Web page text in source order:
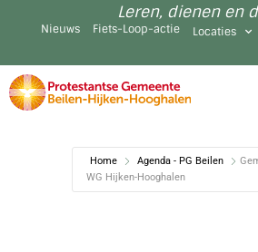
Leren, dienen en
Nieuws Fiets-Loop-actie Locaties
Home Agenda - PG Beilen
WG Hijken-Hooghalen